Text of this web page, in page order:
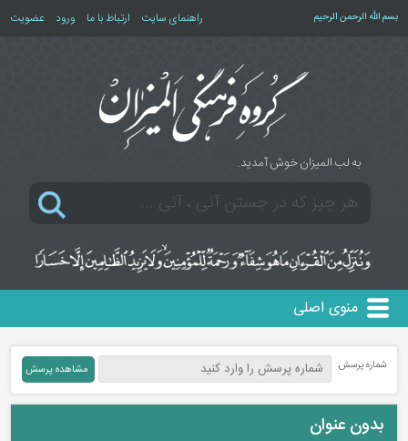
بسم الله الرحمن الرحیم راهنمای سایت ارتباط با ما ورود عضویت
به لب المیزان خوش آمدید.
منوی اصلی
شماره پرسش:
بدون عنوان